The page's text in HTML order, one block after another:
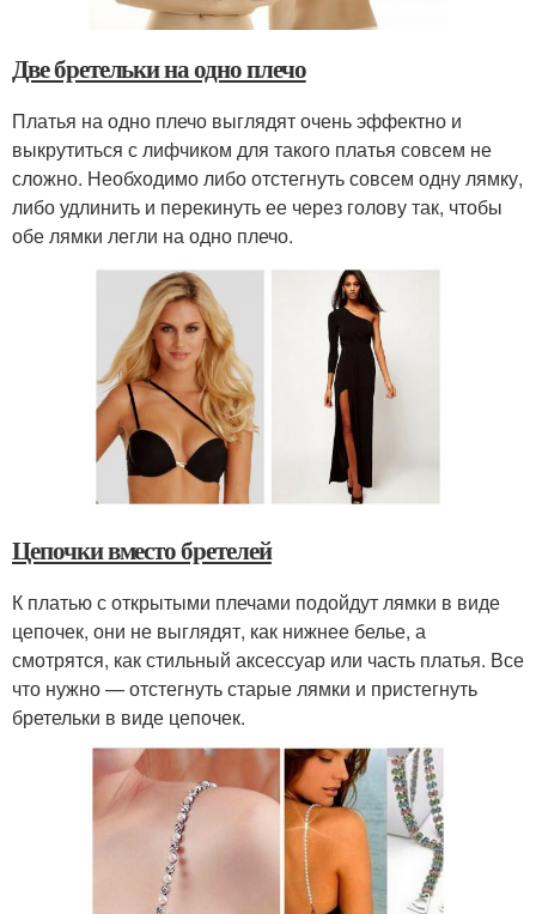
Две бретельки на одно плечо
Платья на одно плечо выглядят очень эффектно и
выкрутиться с лифчиком для такого платья совсем не
сложно. Необходимо либо отстегнуть совсем одну лямку,
либо удлинить и перекинуть ее через голову так, чтобы
обе лямки легли на одно плечо.
Цепочки вместо бретелей
К платью с открытыми плечами подойдут лямки в виде
цепочек, они не выглядят, как нижнее белье, а
смотрятся, как стильный аксессуар или часть платья. Все
что нужно — отстегнуть старые лямки и пристегнуть
бретельки в виде цепочек.